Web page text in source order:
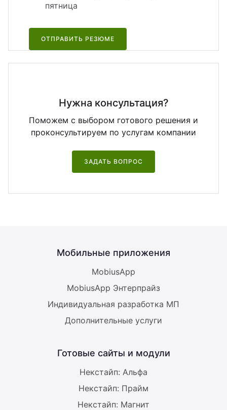
пятница
ОТПРАВИТЬ РЕЗЮМЕ
Нужна консультация?
Поможем с выбором готового решения и
проконсультируем по услугам компании
ЗАДАТЬ ВОПРОС
Мобильные приложения
MobiusApp
MobiusApp Энтерпрайз
Индивидуальная разработка МП
Дополнительные услуги
Готовые сайты и модули
Некстайп: Альфа
Некстайп: Прайм
Некстайп: Магнит